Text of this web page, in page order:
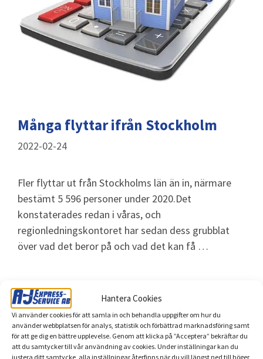
Hantera Cookies
Vi använder cookies för att samla in och behandla uppgifter om hur du
använder webbplatsen för analys, statistik och förbättrad marknadsföring samt
för att ge dig en bättre upplevelse. Genom att klicka på ”Acceptera” bekräftar du
att du samtycker till vår användning av cookies. Under inställningar kan du
justera ditt samtycke, alla inställningar återfinns när du vill längst ned till höger
Många flyttar ifrån Stockholm
2022-02-24
Fler flyttar ut från Stockholms län än in, närmare
bestämt 5 596 personer under 2020.Det
konstaterades redan i våras, och
regionledningskontoret har sedan dess grubblat
över vad det beror på och vad det kan få …
Läs mer